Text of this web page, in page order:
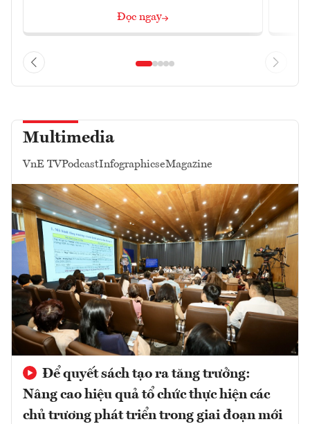
Đọc ngay
Multimedia
VnE TVPodcastInfographicseMagazine
Để quyết sách tạo ra tăng trưởng:
Nâng cao hiệu quả tổ chức thực hiện các
chủ trương phát triển trong giai đoạn mới